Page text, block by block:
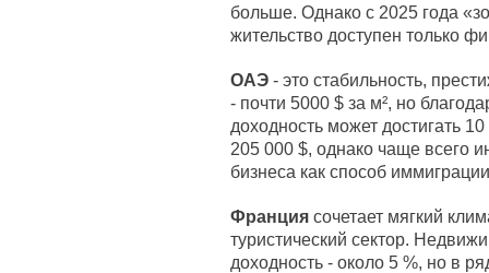
больше. Однако с 2025 года
жительство доступен только
ОАЭ - это стабильность,
- почти 5000 $ за м², но
доходность может достигать
205 000 $, однако чаще всего
бизнеса как способ
Франция сочетает мягкий
туристический сектор.
доходность - около 5 %, но в